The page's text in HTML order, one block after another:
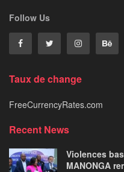
Follow Us
Taux de change
FreeCurrencyRates.com
Recent News
Violences
MANONGA